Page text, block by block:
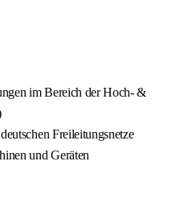
im Bereich der Hoch- &
Freileitungsnetze
und Geräten